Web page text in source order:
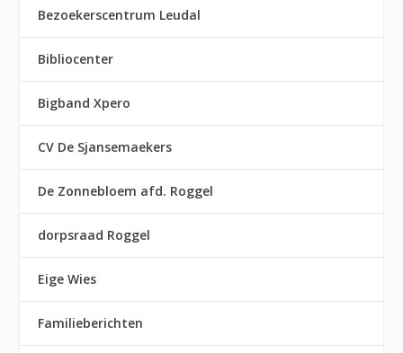
Bezoekerscentrum Leudal
Bibliocenter
Bigband Xpero
CV De Sjansemaekers
De Zonnebloem afd. Roggel
dorpsraad Roggel
Eige Wies
Familieberichten